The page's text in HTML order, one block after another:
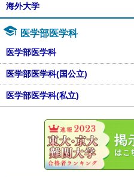
海外大学
医学部医学科
医学部医学科
医学部医学科(国公立)
医学部医学科(私立)